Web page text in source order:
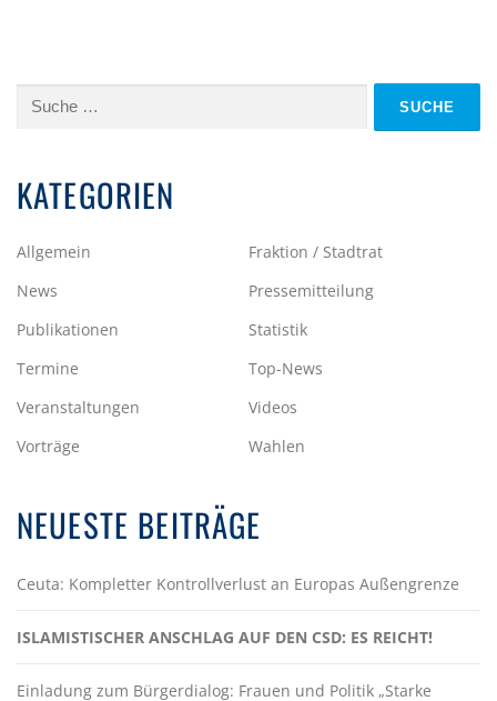
Suche
KATEGORIEN
Allgemein
Fraktion / Stadtrat
News
Pressemitteilung
Publikationen
Statistik
Termine
Top-News
Veranstaltungen
Videos
Vorträge
Wahlen
NEUESTE BEITRÄGE
Ceuta: Kompletter Kontrollverlust an Europas Außengrenze
ISLAMISTISCHER ANSCHLAG AUF DEN CSD: ES REICHT!
Einladung zum Bürgerdialog: Frauen und Politik „Starke